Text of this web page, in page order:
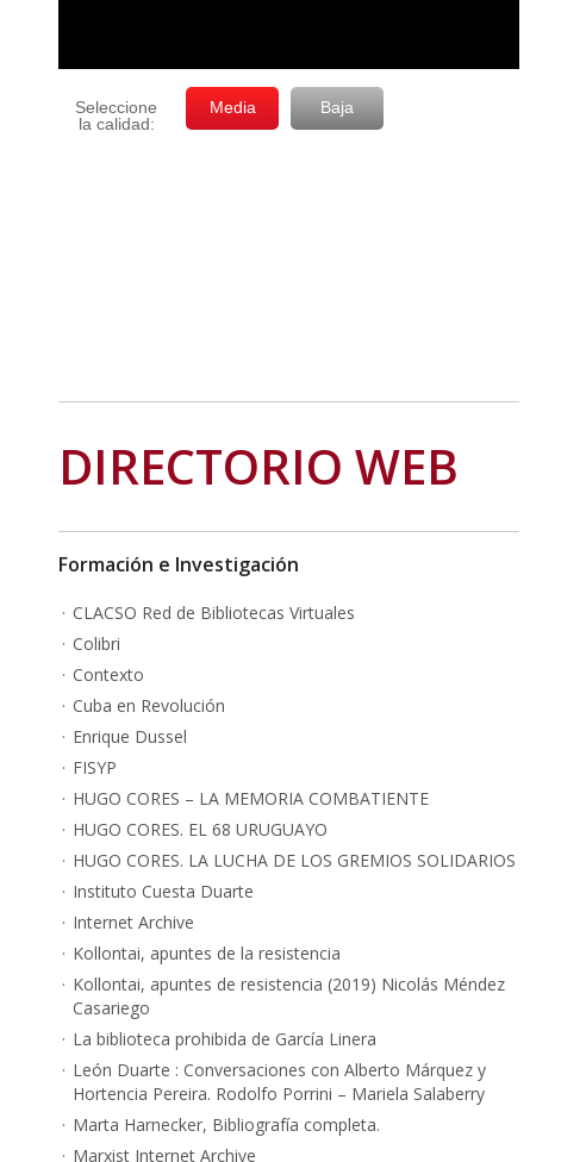
DIRECTORIO WEB
Formación e Investigación
CLACSO Red de Bibliotecas Virtuales
Colibri
Contexto
Cuba en Revolución
Enrique Dussel
FISYP
HUGO CORES – LA MEMORIA COMBATIENTE
HUGO CORES. EL 68 URUGUAYO
HUGO CORES. LA LUCHA DE LOS GREMIOS SOLIDARIOS
Instituto Cuesta Duarte
Internet Archive
Kollontai, apuntes de la resistencia
Kollontai, apuntes de resistencia (2019) Nicolás Méndez
Casariego
La biblioteca prohibida de García Linera
León Duarte : Conversaciones con Alberto Márquez y
Hortencia Pereira. Rodolfo Porrini – Mariela Salaberry
Marta Harnecker, Bibliografía completa.
Marxist Internet Archive